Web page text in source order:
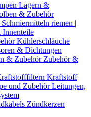
Lagern &
& Zubehör
riemen |
Kühlerschläuche
& Dichtungen
& Zubehör Zubehör &
Kraftstoff
und ZubehörLeitungen,
Zündkerzen